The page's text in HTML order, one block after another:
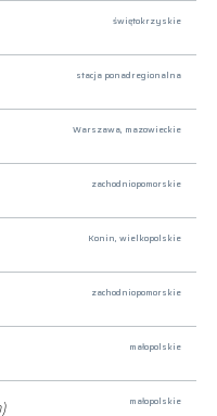
świętokrzyskie
stacja ponadregionalna
Warszawa, mazowieckie
zachodniopomorskie
Konin, wielkopolskie
zachodniopomorskie
małopolskie
małopolskie